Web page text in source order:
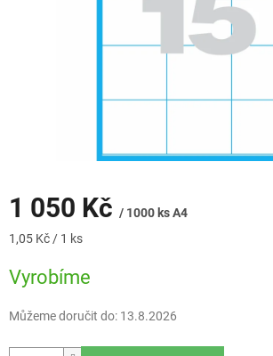
1 050 Kč / 1000 ks A4
Měrná
1,05 Kč / 1 ks
Vyrobíme
Můžeme doručit do: 13.8.2026